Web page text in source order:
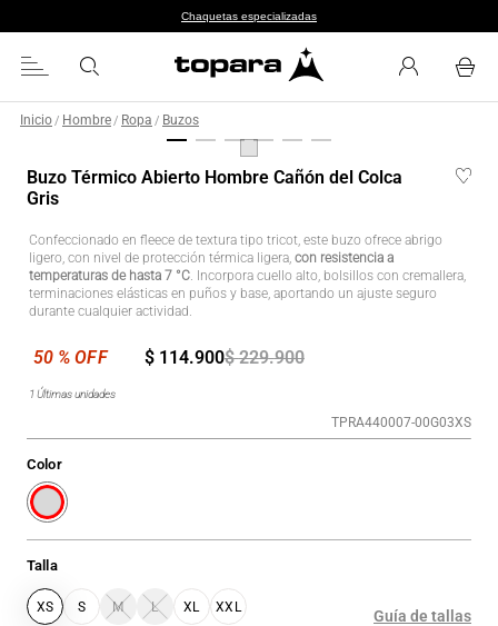
Chaquetas especializadas
Inicio / Hombre / Ropa / Buzos
Buzo Térmico Abierto Hombre Cañón del Colca
Gris
Confeccionado en fleece de textura tipo tricot, este buzo ofrece abrigo
ligero, con nivel de protección térmica ligera, con resistencia a
temperaturas de hasta 7 °C. Incorpora cuello alto, bolsillos con cremallera,
terminaciones elásticas en puños y base, aportando un ajuste seguro
durante cualquier actividad.
$ 229.900
$ 114.900
1 Últimas unidades
TPRA440007-00G03XS
Talla
XS S M L XL XXL
Color
Guía de tallas